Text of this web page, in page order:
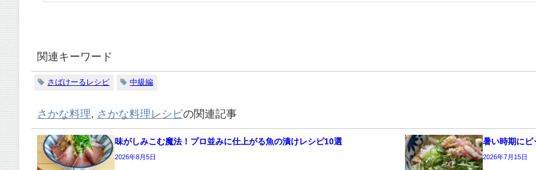
関連キーワード
さばけーるレシピ 中級編
さかな料理, さかな料理レシピの関連記事
味がしみこむ魔法！プロ並みに仕上がる魚の漬けレシピ10選
2026年8月5日
暑い時期にピ
2026年7月15日